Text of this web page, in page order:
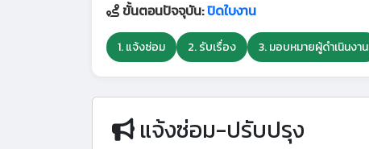
ขั้นตอนปัจจุบัน:ปิดใบงาน
1. แจ้งซ่อม 2. รับเรื่อง 3. มอบหมายผู้ดำเนินงาน
แจ้งซ่อม-ปรับปรุง